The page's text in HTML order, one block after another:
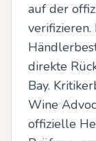
auf der
direkte
Bay.
Wine
offizielle